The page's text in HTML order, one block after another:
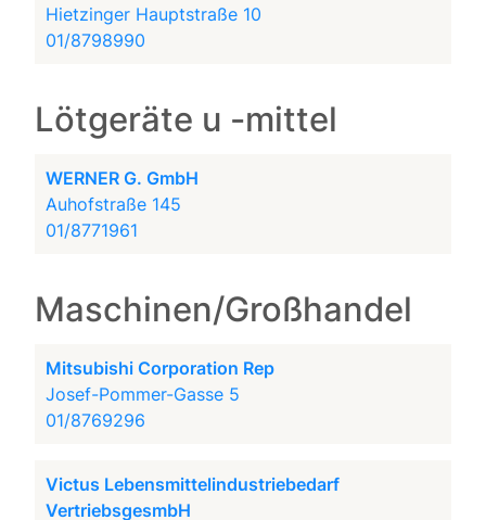
Hietzinger Hauptstraße 10
01/8798990
Lötgeräte u -mittel
WERNER G. GmbH
Auhofstraße 145
01/8771961
Maschinen/Großhandel
Mitsubishi Corporation Rep
Josef-Pommer-Gasse 5
01/8769296
Victus Lebensmittelindustriebedarf
VertriebsgesmbH